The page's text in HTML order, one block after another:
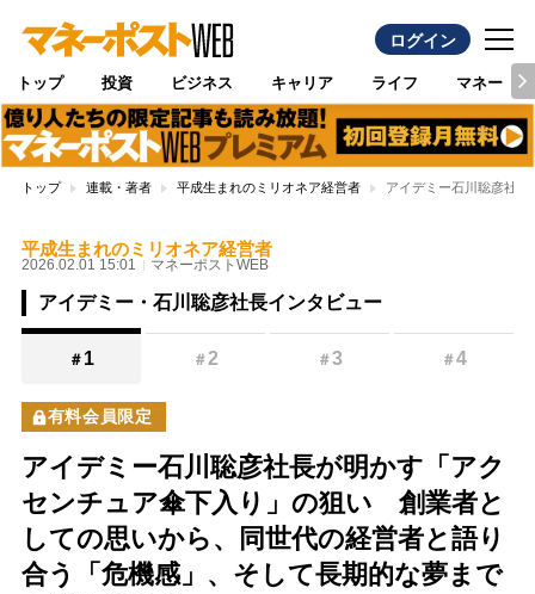
ログイン
トップ 投資 ビジネス キャリア ライフ マネー
トップ 連載・著者 平成生まれのミリオネア経営者 アイデミー石川聡彦社
平成生まれのミリオネア経営者
2026.02.01 15:01 マネーポストWEB
アイデミー・石川聡彦社長インタビュー
＃ 1 ＃2 ＃3 ＃4
有料会員限定
アイデミー石川聡彦社長が明かす「アク
センチュア傘下入り」の狙い 創業者と
しての思いから、同世代の経営者と語り
合う「危機感」、そして長期的な夢まで